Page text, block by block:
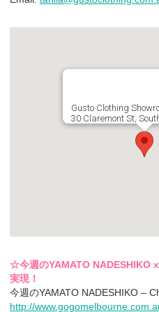
Gusto Clothing
30 Claremont St,
☆今週のYAMATO NADESHIKO
実現！
今週のYAMATO NADESHIKO –
http://